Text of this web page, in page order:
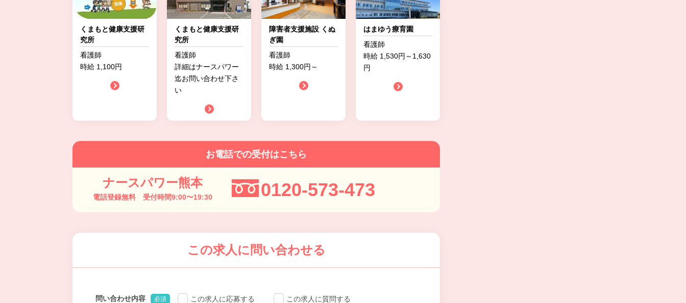
くまもと健康支援研
究所
看護師
時給 1,100円
くまもと健康支援研
究所
看護師
詳細はナースパワー
迄お問い合わせ下さ
い
障害者支援施設 くぬ
ぎ園
看護師
時給 1,300円～
はまゆう療育園
看護師
時給 1,530円～1,630
円
お電話での受付はこちら
ナースパワー熊本
電話登録無料 受付時間9:00〜19:30 0120-573-473
この求人に問い合わせる
問い合わせ内容 必須 この求人に応募する この求人に質問する